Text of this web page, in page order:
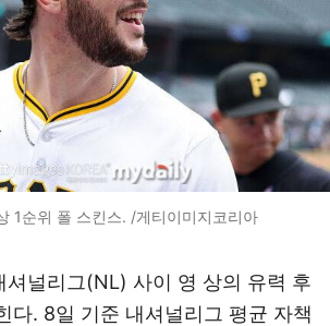
1순위 폴 스킨스. /게티이미지코리아
셔널리그(NL) 사이 영 상의 유력 후
다. 8일 기준 내셔널리그 평균 자책